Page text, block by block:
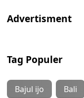
Tag Populer
Bajul ijo Bali